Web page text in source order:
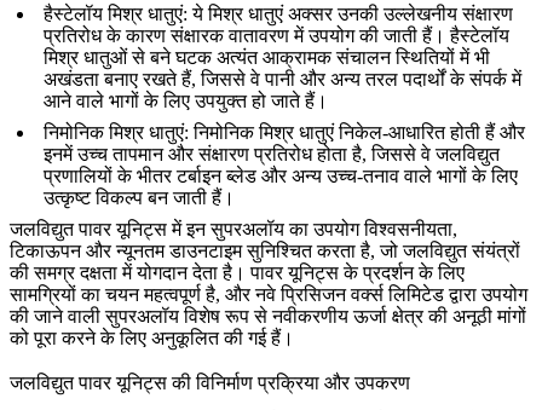
हैस्टेलॉय मिश्र धातुएं: ये मिश्र धातुएं अक्सर उनकी उल्लेखनीय संक्षारण
प्रतिरोध के कारण संक्षारक वातावरण में उपयोग की जाती हैं। हैस्टेलॉय
मिश्र धातुओं से बने घटक अत्यंत आक्रामक संचालन स्थितियों में भी
अखंडता बनाए रखते हैं, जिससे वे पानी और अन्य तरल पदार्थों के संपर्क में
आने वाले भागों के लिए उपयुक्त हो जाते हैं।
निमोनिक मिश्र धातुएं: निमोनिक मिश्र धातुएं निकेल-आधारित होती हैं और
इनमें उच्च तापमान और संक्षारण प्रतिरोध होता है, जिससे वे जलविद्युत
प्रणालियों के भीतरटर्बाइन ब्लेड और अन्य उच्च-तनाव वाले भागों के लिए
उत्कृष्ट विकल्प बन जाती हैं।
जलविद्युत पावर यूनिट्स में इनसुपरअलॉयका उपयोग विश्वसनीयता,
टिकाऊपन और न्यूनतम डाउनटाइम सुनिश्चित करता है, जो जलविद्युत संयंत्रों
की समग्र दक्षता में योगदान देता है। पावर यूनिट्स के प्रदर्शन के लिए
सामग्रियों का चयन महत्वपूर्ण है, और नवे प्रिसिजन वर्क्स लिमिटेड द्वारा उपयोग
की जाने वाली सुपरअलॉय विशेष रूप से नवीकरणीय ऊर्जा क्षेत्र की अनूठी मांगों
को पूरा करने के लिए अनुकूलित की गई हैं।
जलविद्युत पावर यूनिट्स की विनिर्माण प्रक्रिया और उपकरण